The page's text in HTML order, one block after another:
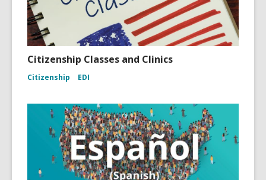
Citizenship Classes and Clinics
Citizenship EDI